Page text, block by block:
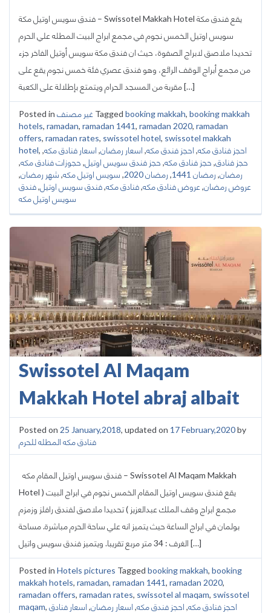
فندق سويس اوتيل مكة – Swissotel Makkah Hotel يقع فندق مكة
سويس اوتيل الخمس نجوم في مجمع ابراج البيت المطله علي الحرم
تحديدا ملاصق لابراج الصفوة، حيث ان فندق مكة سويس أوتيل الفاخر جزء
من مجمع أبراج الوقف الرائع، وهو فندق عصري فئة خمس نجوم يقع على
مقربة من المسجد الحرام ويتمتع بإطلالة على الكعبة […]
Posted in غير مصنف Tagged booking makkah, booking makkah
hotels, ramadan, ramadan 1441, ramadan 2020, ramadan
offers, ramadan rates, swissotel hotel, swissotel makkah
hotel, احجز فنادق مكه, احجز فندق مكه, اسعار رمضان, اسعار فنادق مكه,
حجز فنادق, حجز فنادق مكه, حجز فندق سويس اوتيل, حجوزات فنادق مكه,
رمضان, رمضان 1441 , رمضان 2020 , سويس اوتيل مكه, شهر رمضان,
عروض رمضان, عروض فنادق مكه,فنادق مكه,فندق سويس اوتيل,فندق
سويس اوتيل مكه
Swissotel Al Maqam
Makkah Hotel abraj albait
Posted on 25 January,2018, updated on 17 February,2020by
فنادق مكه المطله للحرم
Hotel يقع فندق سويس اوتيل المقام الخمس نجوم في ابراج البيت (
مجمع ابراج وقف الملك عبدالعزيز ) تحديدا ملاصق لفندق رافلز وزمزم
بولمان في ابراج الساعة حيث يتميز انه علي ساحة الحرم مباشرة. مساحة
الغرف : 34 متر مربع تقريبا. ويتميز فندق سويس واتيل […]
Posted in Hotels pictures Tagged booking makkah, booking
makkah hotels, ramadan, ramadan 1441, ramadan 2020,
ramadan offers, ramadan rates, swissotel al maqam, swissotel
maqam, احجز فنادق مكه, احجز فندق مكه, اسعار رمضان, اسعار فنادق